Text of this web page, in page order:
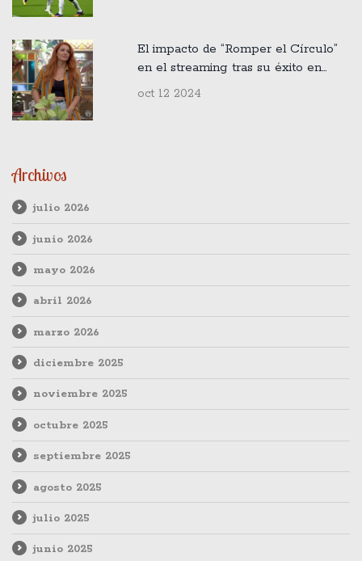
El impacto de “Romper el Círculo”
en el streaming tras su éxito en
cines
oct 12 2024
Archivos
julio 2026
junio 2026
mayo 2026
abril 2026
marzo 2026
diciembre 2025
noviembre 2025
octubre 2025
septiembre 2025
agosto 2025
julio 2025
junio 2025